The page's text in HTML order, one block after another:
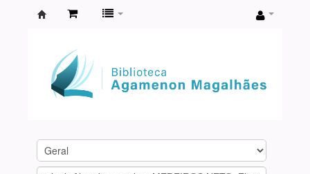
Agamenon
Magalhães